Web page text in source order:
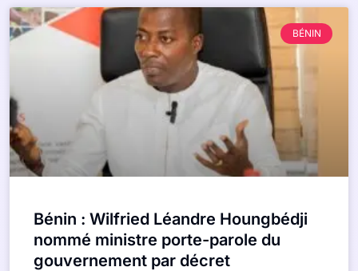
BÉNIN
Bénin : Wilfried Léandre Houngbédji
nommé ministre porte-parole du
gouvernement par décret